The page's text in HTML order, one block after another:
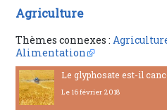
Agriculture
Thèmes connexes :
Alimentation
Le glyphosate est-il
Le 16 février 2018